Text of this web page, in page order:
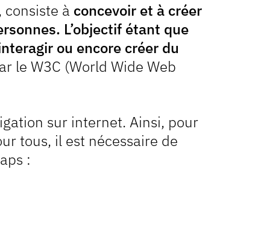
à concevoir et à créer
L’objectif étant que
ou encore créer du
le W3C (World Wide Web
sur internet. Ainsi, pour
tous, il est nécessaire de
: